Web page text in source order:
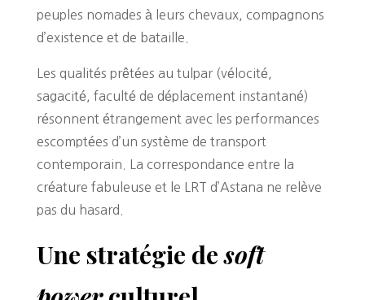
peuples nomades à leurs chevaux, compagnons
d’existence et de bataille.
Les qualités prêtées au tulpar (vélocité,
sagacité, faculté de déplacement instantané)
résonnent étrangement avec les performances
escomptées d’un système de transport
contemporain. La correspondance entre la
créature fabuleuse et le LRT d’Astana ne relève
pas du hasard.
Une stratégie desoft